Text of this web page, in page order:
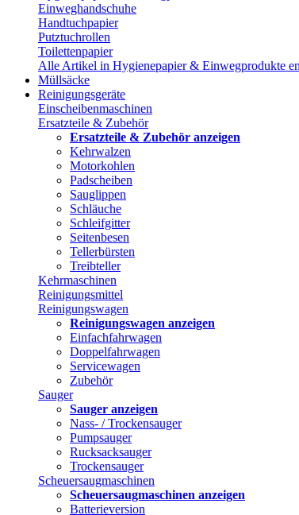
Einweghandschuhe
Handtuchpapier
Putztuchrollen
Toilettenpapier
Alle Artikel in Hygienepapier & Einwegprodukte
Müllsäcke
Reinigungsgeräte
Einscheibenmaschinen
Ersatzteile & Zubehör
Ersatzteile & Zubehör anzeigen
Kehrwalzen
Motorkohlen
Padscheiben
Sauglippen
Schläuche
Schleifgitter
Seitenbesen
Tellerbürsten
Treibteller
Kehrmaschinen
Reinigungsmittel
Reinigungswagen
Reinigungswagen anzeigen
Einfachfahrwagen
Doppelfahrwagen
Servicewagen
Zubehör
Sauger
Sauger anzeigen
Nass- / Trockensauger
Pumpsauger
Rucksacksauger
Trockensauger
Scheuersaugmaschinen
Scheuersaugmaschinen anzeigen
Batterieversion